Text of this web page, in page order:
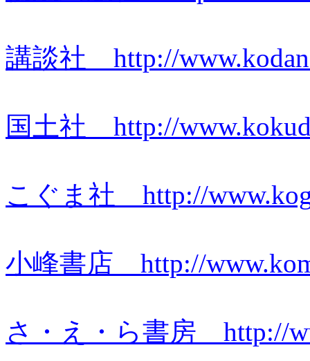
講談社 http://
国土社 http://
こぐま社 http://
小峰書店 http://
さ・え・ら書房 http://